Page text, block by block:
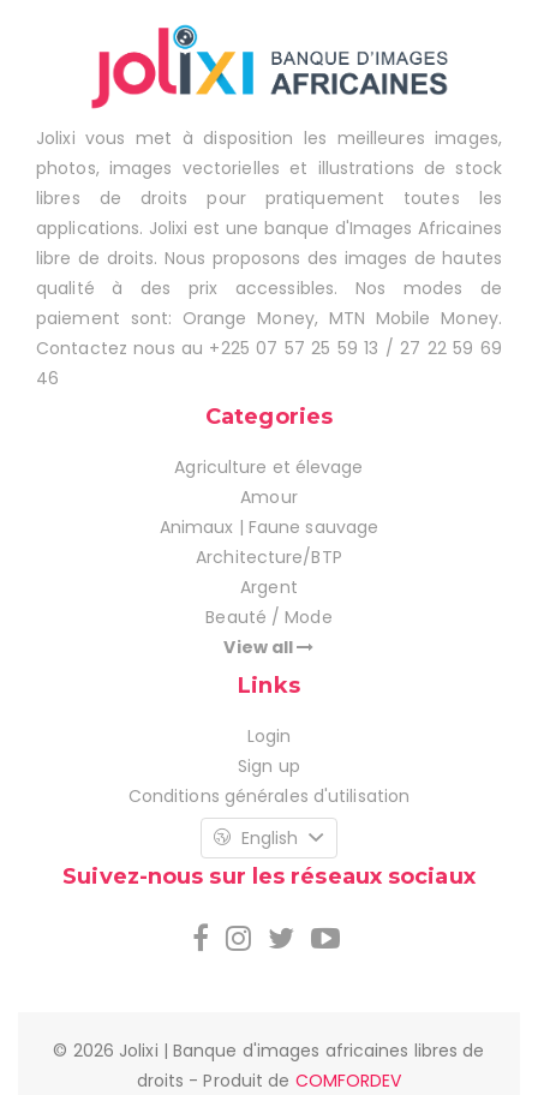
Jolixi vous met à disposition les meilleures images,
photos, images vectorielles et illustrations de stock
libres de droits pour pratiquement toutes les
applications. Jolixi est une banque d'Images Africaines
libre de droits. Nous proposons des images de hautes
qualité à des prix accessibles. Nos modes de
paiement sont: Orange Money, MTN Mobile Money.
Contactez nous au +225 07 57 25 59 13 / 27 22 59 69
46
Categories
Agriculture et élevage
Amour
Animaux | Faune sauvage
Architecture/BTP
Argent
Beauté / Mode
View all
Links
Login
Sign up
Conditions générales d'utilisation
English
Suivez-nous sur les réseaux sociaux
© 2026 Jolixi | Banque d'images africaines libres de
droits - Produit de COMFORDEV